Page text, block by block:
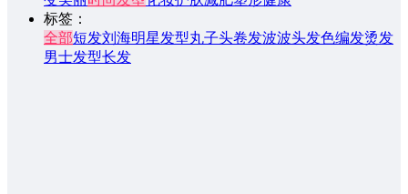
标签：
全部短发刘海明星发型丸子头卷发波波头发色编发烫发
男士发型长发